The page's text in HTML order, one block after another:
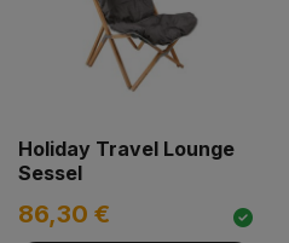
Holiday Travel Lounge
Sessel
86,30 €